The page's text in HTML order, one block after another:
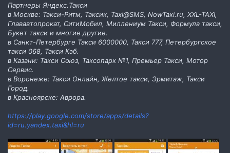
Партнеры Яндекс.Такси
в Москве: Такси-Ритм, Таксик, Taxi@SMS, NowTaxi.ru, XXL-TAXI,
Глававтопрокат, СитиМобил, Миллениум Такси, Формула такси,
Букет такси и многие другие.
в Санкт-Петербурге Такси 6000000, Такси 777, Петербургское
такси 068, Такси Кэб.
в Казани: Такси Союз, Таксопарк №1, Премьер Такси, Мотор
Сервис.
в Воронеже: Такси Онлайн, Желтое такси, Эрмитаж, Такси
Город.
в Красноярске: Аврора.
https://play.google.com/store/apps/details?
id=ru.yandex.taxi&hl=ru